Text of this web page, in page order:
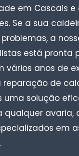
em Cascais e
Se a sua
a
está pronta
vários anos de
reparação de
uma solução
qualquer avaria,
em